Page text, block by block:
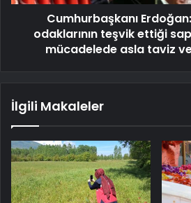
Cumhurbaşkanı
odaklarının teşvik ettiği
mücadelede asla taviz
İlgili Makaleler